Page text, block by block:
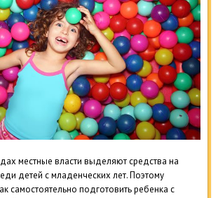
местные власти выделяют средства на
детей с младенческих лет. Поэтому
самостоятельно подготовить ребенка с